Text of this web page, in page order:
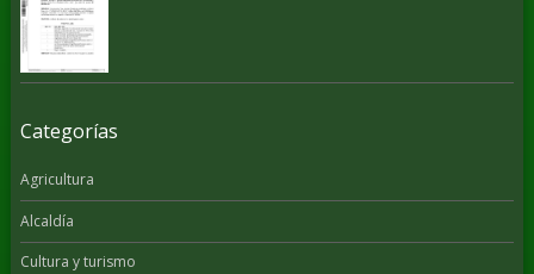
Categorías
Agricultura
Alcaldía
Cultura y turismo